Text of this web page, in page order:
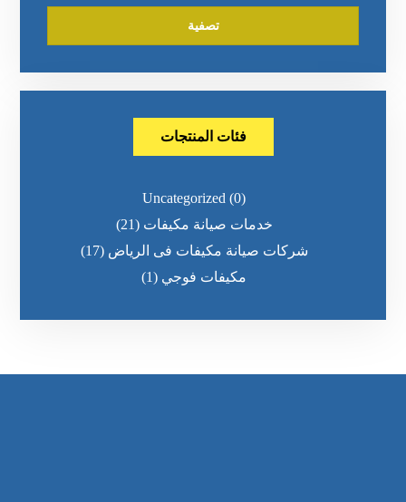
تصفية
فئات المنتجات
Uncategorized (0)
خدمات صيانة مكيفات (21)
شركات صيانة مكيفات فى الرياض (17)
مكيفات فوجي (1)